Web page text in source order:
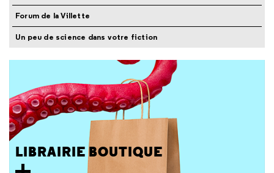
Forum de la Villette
Un peu de science dans votre fiction
LIBRAIRIE BOUTIQUE